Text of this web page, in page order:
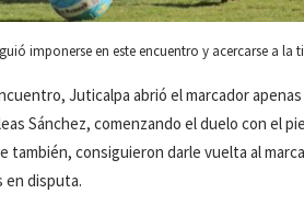
imponerse en este encuentro y acercarse a la
Juticalpa abrió el marcador
Sánchez, comenzando el duelo con el
también, consiguieron darle vuelta al
en disputa.